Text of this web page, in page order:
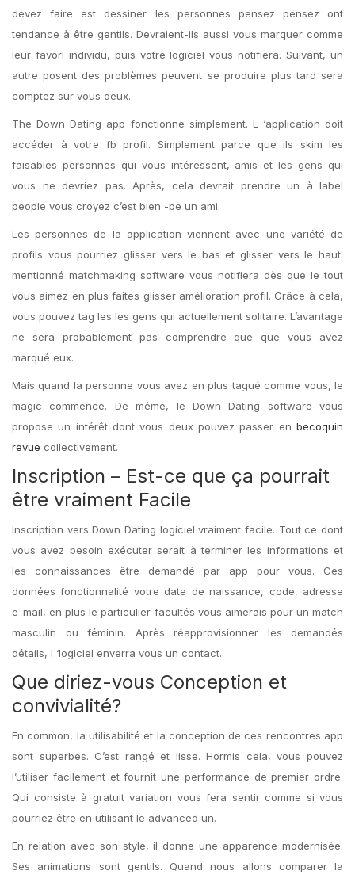
devez faire est dessiner les personnes pensez pensez ont
tendance à être gentils. Devraient-ils aussi vous marquer comme
leur favori individu, puis votre logiciel vous notifiera. Suivant, un
autre posent des problèmes peuvent se produire plus tard sera
comptez sur vous deux.
The Down Dating app fonctionne simplement. L ‘application doit
accéder à votre fb profil. Simplement parce que ils skim les
faisables personnes qui vous intéressent, amis et les gens qui
vous ne devriez pas. Après, cela devrait prendre un à label
people vous croyez c’est bien -be un ami.
Les personnes de la application viennent avec une variété de
profils vous pourriez glisser vers le bas et glisser vers le haut.
mentionné matchmaking software vous notifiera dès que le tout
vous aimez en plus faites glisser amélioration profil. Grâce à cela,
vous pouvez tag les les gens qui actuellement solitaire. L’avantage
ne sera probablement pas comprendre que que vous avez
marqué eux.
Mais quand la personne vous avez en plus tagué comme vous, le
magic commence. De même, le Down Dating software vous
propose un intérêt dont vous deux pouvez passer en becoquin
revue collectivement.
Inscription – Est-ce que ça pourrait
être vraiment Facile
Inscription vers Down Dating logiciel vraiment facile. Tout ce dont
vous avez besoin exécuter serait à terminer les informations et
les connaissances être demandé par app pour vous. Ces
données fonctionnalité votre date de naissance, code, adresse
e-mail, en plus le particulier facultés vous aimerais pour un match
masculin ou féminin. Après réapprovisionner les demandés
détails, l ‘logiciel enverra vous un contact.
Que diriez-vous Conception et
convivialité?
En common, la utilisabilité et la conception de ces rencontres app
sont superbes. C’est rangé et lisse. Hormis cela, vous pouvez
l’utiliser facilement et fournit une performance de premier ordre.
Qui consiste à gratuit variation vous fera sentir comme si vous
pourriez être en utilisant le advanced un.
En relation avec son style, il donneune apparence modernisée.
Ses animations sont gentils. Quand nous allons comparer la